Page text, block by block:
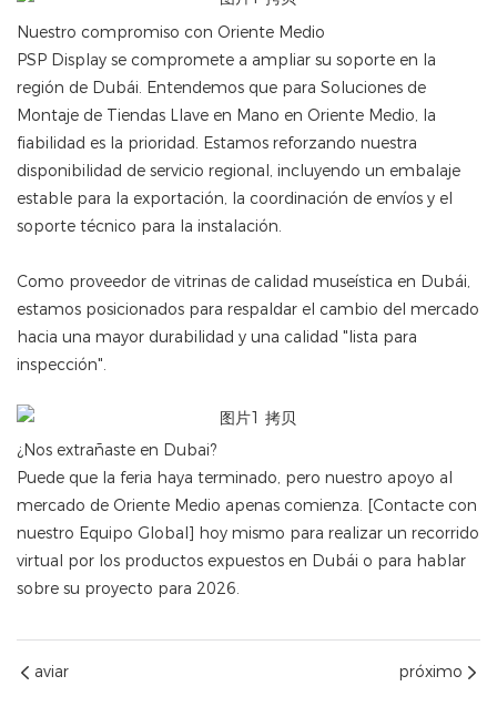
Nuestro compromiso con Oriente Medio
PSP Display se compromete a ampliar su soporte en la
región de Dubái. Entendemos que para Soluciones de
Montaje de Tiendas Llave en Mano en Oriente Medio, la
fiabilidad es la prioridad. Estamos reforzando nuestra
disponibilidad de servicio regional, incluyendo un embalaje
estable para la exportación, la coordinación de envíos y el
soporte técnico para la instalación.
Como proveedor de vitrinas de calidad museística en Dubái,
estamos posicionados para respaldar el cambio del mercado
hacia una mayor durabilidad y una calidad "lista para
inspección".
¿Nos extrañaste en Dubai?
Puede que la feria haya terminado, pero nuestro apoyo al
mercado de Oriente Medio apenas comienza. [Contacte con
nuestro Equipo Global] hoy mismo para realizar un recorrido
virtual por los productos expuestos en Dubái o para hablar
sobre su proyecto para 2026.
aviar próximo